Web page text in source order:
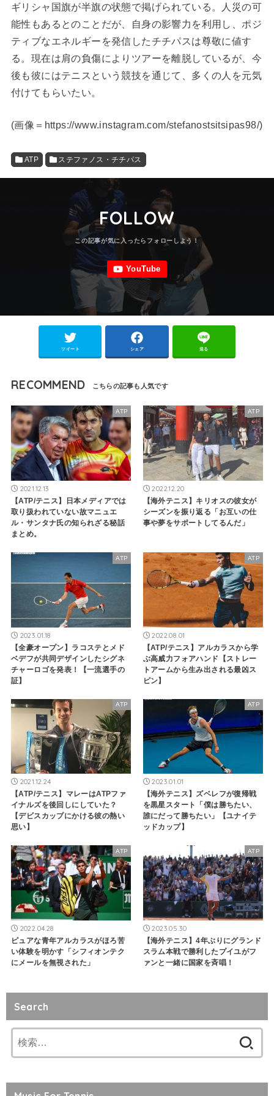
ギリシャ国旗が半旗の状態で掲げられている。人災の可
能性もあるとのことだが、自身の影響力を利用し、ポジ
ティブなエネルギーを発信したチチパスは尊敬に値す
る。現在は肩の負傷によりツアーを離脱しているが、今
後も彼にはテニスという競技を通じて、多くの人を元気
付けてもらいたい。
(画像＝https://www.instagram.com/stefanostsitsipas98/)
ATP ステファノス・チチパス
FOLLOW
ツイート シェア 送る
RECOMMEND
ATP
2021.12.13
【ATP/テニス】日本メディアでは
取り扱われていない故マニュエ
ル・サンタナ氏の知られざる秘話
まとめ。
ATP
2022.12.20
【海外テニス】キリオスの彼女が
シーズンを振り返る「お互いの仕
事や夢をサポートしてるんだ」
ATP
2023.01.18
【全豪オープン】ラコステとメド
ベデフが共同デザインしたシグネ
チャーロゴを発表！【一流選手の
証】
ATP
2022.08.01
【ATP/テニス】アルカラスから学
ぶ高威力フォアハンド【ストレー
トアームから生み出される最凶ス
ピン】
ATP
2021.12.24
【ATP/テニス】マレーはATPファ
イナルズを後回しにしていた？
【デビスカップにかける彼の熱い
思い】
ATP
2023.01.01
【海外テニス】ズベレフが復帰戦
を黒星スタート「僕は勝ちたい、
誰にだって勝ちたい」【ユナイテ
ッドカップ】
ATP
2022.04.28
ピュアな青年アルカラスがほろ苦
い体験を明かす「シフィオンテク
にメールを無視された」
ATP
2023.05.30
【海外テニス】4年ぶりにグランド
スラム本戦で勝利したプイユがフ
ァンと一緒に国家を斉唱！
Search
索: